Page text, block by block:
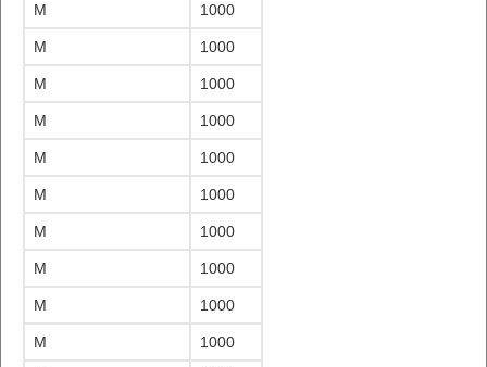
M 1000
M 1000
M 1000
M 1000
M 1000
M 1000
M 1000
M 1000
M 1000
M 1000